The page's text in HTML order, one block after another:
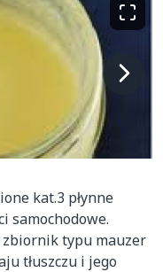
kat.3 płynne
samochodowe.
typu mauzer
tłuszczu i jego